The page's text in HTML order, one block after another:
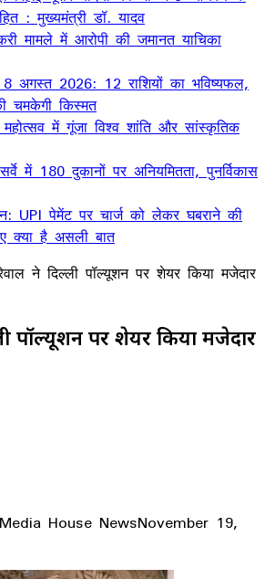
: मुख्यमंत्री डॉ. यादव
मामले में आरोपी की जमानत याचिका
अगस्त 2026: 12 राशियों का भविष्यफल,
चमकेगी किस्मत
में गूंजा विश्व शांति और सांस्कृतिक
में 180 दुकानों पर अनियमितता, पुनर्विकास
UPI पेमेंट पर चार्ज को लेकर घबराने की
क्या है असली बात
ने दिल्ली पॉल्यूशन पर शेयर किया मजेदार
पॉल्यूशन पर शेयर किया मजेदार
Media House NewsNovember 19,